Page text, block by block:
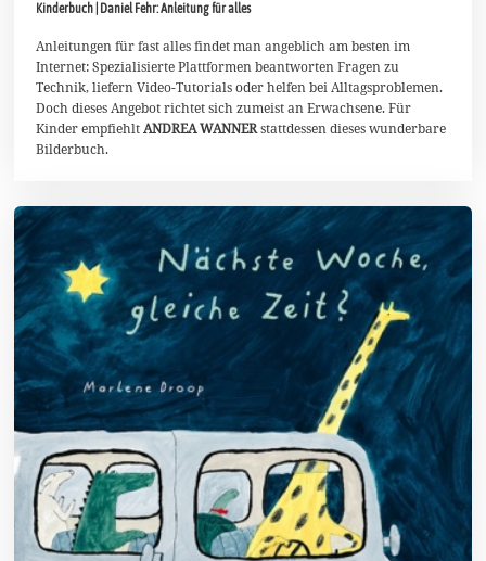
M
i
0
2
6
Kinderbuch | Daniel Fehr: Anleitung für alles
Anleitungen für fast alles findet man angeblich am besten im
Internet: Spezialisierte Plattformen beantworten Fragen zu
Technik, liefern Video-Tutorials oder helfen bei Alltagsproblemen.
Doch dieses Angebot richtet sich zumeist an Erwachsene. Für
Kinder empfiehltANDREA WANNERstattdessen dieses wunderbare
Bilderbuch.